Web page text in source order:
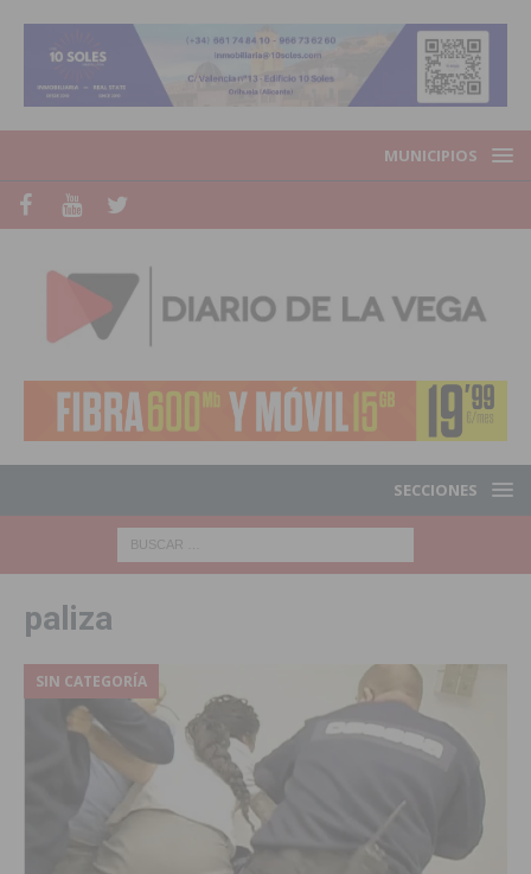
MUNICIPIOS
SECCIONES
paliza
SIN CATEGORÍA